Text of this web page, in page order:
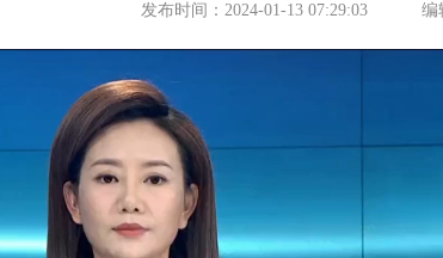
发布时间：2024-01-13 07:29:03 编